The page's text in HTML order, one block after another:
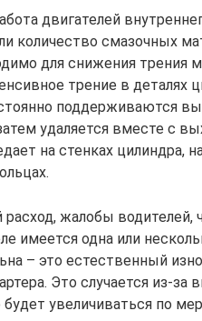
двигателей
количество смазочных
для снижения трения
трение в деталях
поддерживаются
удаляется вместе с
на стенках цилиндра,
жалобы водителей,
имеется одна или
– это естественный
Это случается из-за
увеличиваться по